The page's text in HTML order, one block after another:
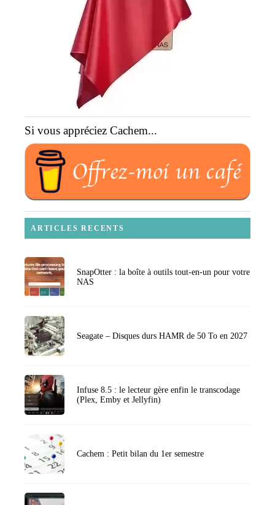
Si vous appréciez Cachem...
ARTICLES RECENTS
SnapOtter : la boîte à outils tout-en-un pour votre
NAS
Seagate – Disques durs HAMR de 50 To en 2027
Infuse 8.5 : le lecteur gère enfin le transcodage
(Plex, Emby et Jellyfin)
Cachem : Petit bilan du 1er semestre